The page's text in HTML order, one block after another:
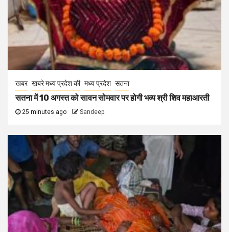
खबर खबरे मध्य प्रदेश की मध्य प्रदेश सतना
सतना में 10 अगस्त को सावन सोमवार पर होगी भव्य श्री शिव महाआरती
25 minutes ago Sandeep